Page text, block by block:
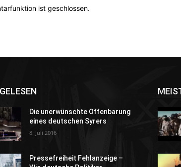
ist geschlossen.
Die unerwünschte Offenbarung
eines deutschen Syrers
8. Juli 2016
Pressefreiheit Fehlanzeige –